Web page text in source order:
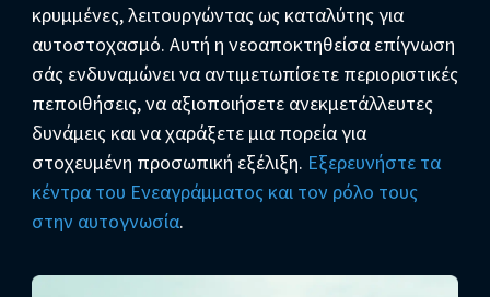
κρυμμένες, λειτουργώντας ως καταλύτης για
αυτοστοχασμό. Αυτή η νεοαποκτηθείσα επίγνωση
σάς ενδυναμώνει να αντιμετωπίσετε περιοριστικές
πεποιθήσεις, να αξιοποιήσετε ανεκμετάλλευτες
δυνάμεις και να χαράξετε μια πορεία για
στοχευμένη προσωπική εξέλιξη. Εξερευνήστε τα
κέντρα του Ενεαγράμματος και τον ρόλο τους
στην αυτογνωσία.